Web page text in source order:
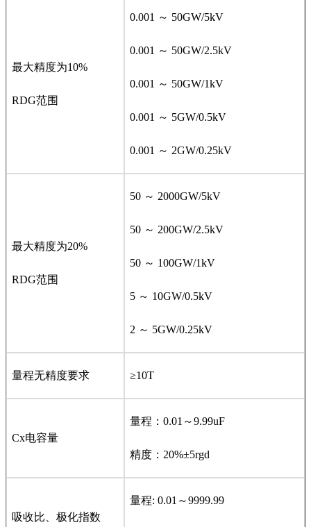
最大精度为10%
RDG范围
0.001 ～ 50GW/5kV
0.001 ～ 50GW/2.5kV
0.001 ～ 50GW/1kV
0.001 ～ 5GW/0.5kV
0.001 ～ 2GW/0.25kV
最大精度为20%
RDG范围
50 ～ 2000GW/5kV
50 ～ 200GW/2.5kV
50 ～ 100GW/1kV
5 ～ 10GW/0.5kV
2 ～ 5GW/0.25kV
量程无精度要求 ≥10T
Cx电容量
量程：0.01～9.99uF
精度：20%±5rgd
吸收比、极化指数
量程: 0.01～9999.99